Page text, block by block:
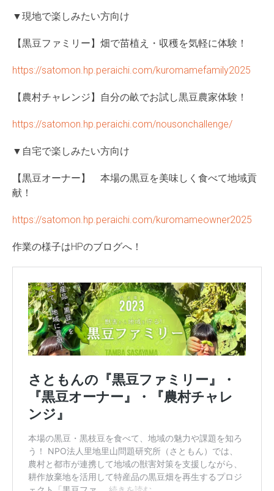
▼現地で楽しみたい方向け
【黒豆ファミリー】畑で苗植え・収穫を気軽に体験！
https://satomon.hp.peraichi.com/kuromamefamily2025
【農村チャレンジ】自分の畝でお試し黒豆農家体験！
https://satomon.hp.peraichi.com/nousonchallenge/
▼自宅で楽しみたい方向け
【黒豆オーナー】 本場の黒豆を美味しく食べて地域貢
献！
https://satomon.hp.peraichi.com/kuromameowner2025
作業の様子はHPのブログへ！